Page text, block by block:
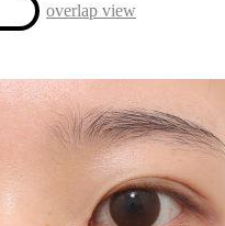
overlap view